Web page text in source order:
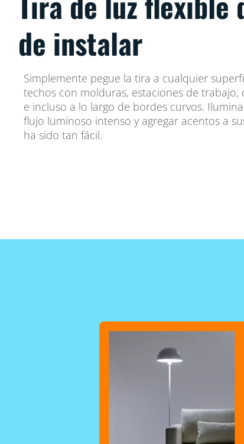
de instalar
Simplemente pegue la tira a cualquier
techos con molduras, estaciones de trabajo,
e incluso a lo largo de bordes curvos.
flujo luminoso intenso y agregar acentos a
ha sido tan fácil.